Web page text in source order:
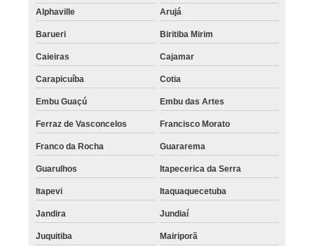
Alphaville
Arujá
Barueri Biritiba Mirim
Caieiras Cajamar
Carapicuíba Cotia
Embu Guaçú Embu das Artes
Ferraz de Vasconcelos Francisco Morato
Franco da Rocha Guararema
Guarulhos Itapecerica da Serra
Itapevi Itaquaquecetuba
Jandira Jundiaí
Juquitiba Mairiporã